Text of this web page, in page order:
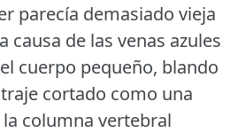
parecía demasiado vieja
causa de las venas azules
cuerpo pequeño, blando
cortado como una
columna vertebral